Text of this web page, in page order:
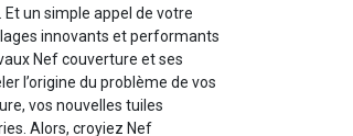
un simple appel de votre
innovants et performants
Nef couverture et ses
l’origine du problème de vos
vos nouvelles tuiles
Alors, croyiez Nef